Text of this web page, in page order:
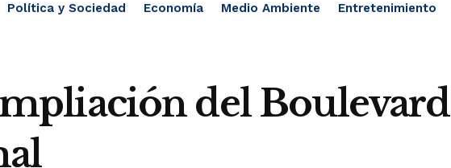
Política y Sociedad Economía Medio Ambiente Entretenimiento
del Boulevard